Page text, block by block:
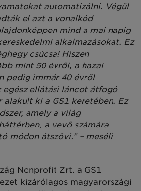
automatizálni. Végül
el azt a vonalkód
mind a mai napig
alkalmazásokat. Ez
csúcsa! Hiszen
mint 50 évről, a hazai
pedig immár 40 évről
egész ellátási láncot átfogó
alakult ki a GS1 keretében. Ez
amely a világ
a vevő számára
módon átszövi.” – meséli
Nonprofit Zrt. a GS1
kizárólagos magyarországi